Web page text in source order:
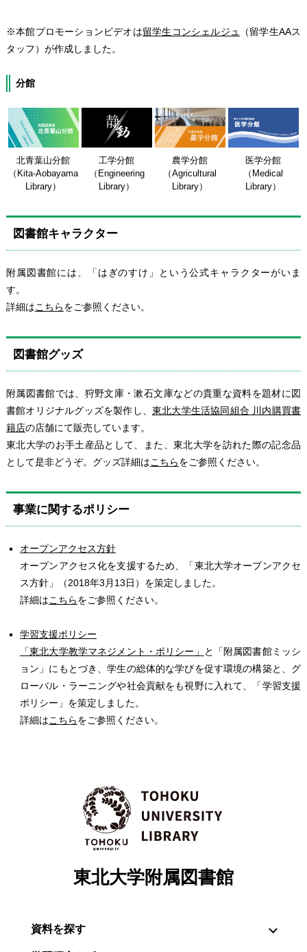
※本館プロモーションビデオは留学生コンシェルジュ
（留学生AAス
タッフ）が作成しました。
分館
北青葉山分館
（Kita-Aobayama
Library）
工学分館
（Engineering
Library）
農学分館
（Agricultural
Library）
医学分館
（Medical
Library）
図書館キャラクター
附属図書館には、「はぎのすけ」という公式キャラクターがいま
す。
詳細はこちらをご参照ください。
図書館グッズ
附属図書館では、狩野文庫・漱石文庫などの貴重な資料を題材に図
書館オリジナルグッズを製作し、 東北大学生活協同組合 川内購買書
籍店の店舗にて販売しています。
東北大学のお手土産品として、また、東北大学を訪れた際の記念品
として是非どうぞ。グッズ詳細はこちらをご参照ください。
事業に関するポリシー
オープンアクセス方針
オープンアクセス化を支援するため、「東北大学オープンアクセ
ス方針」（2018年3月13日）を策定しました。
詳細はこちらをご参照ください。
学習支援ポリシー
「東北大学教学マネジメント・ポリシー」
と「附属図書館ミッシ
ョン」にもとづき、学生の総体的な学びを促す環境の構築と、グ
ローバル・ラーニングや社会貢献をも視野に入れて、「学習支援
ポリシー」を策定しました。
詳細はこちらをご参照ください。
東北大学附属図書館
資料を探す